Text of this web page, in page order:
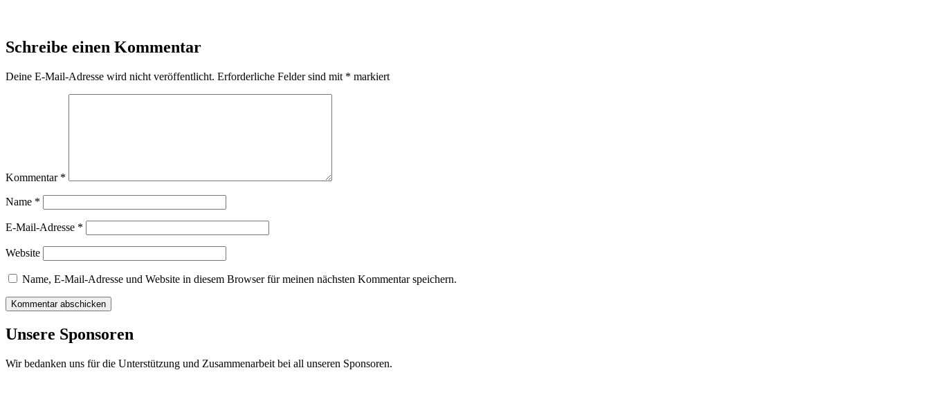
Schreibe einen Kommentar
Deine E-Mail-Adresse wird nicht veröffentlicht. Erforderliche Felder sind mit * markiert
Kommentar *
Name *
E-Mail-Adresse *
Website
Name, E-Mail-Adresse und Website in diesem Browser für meinen nächsten Kommentar speichern.
Unsere Sponsoren
Wir bedanken uns für die Unterstützung und Zusammenarbeit bei all unseren Sponsoren.